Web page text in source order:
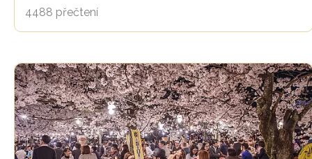
4488 přečtení